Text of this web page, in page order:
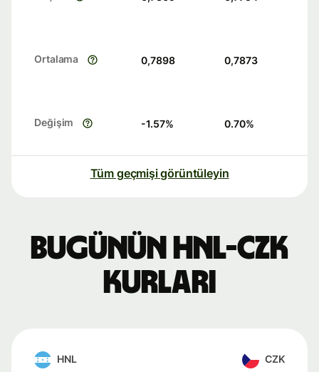
Ortalama 0,7898 0,7873
Değişim -1.57% 0.70%
Tüm geçmişi görüntüleyin
Bugünün HNL-CZK
kurları
HNL CZK